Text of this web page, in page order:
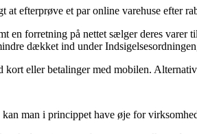
efterprøve et par online varehuse efter
en forretning på nettet sælger deres
dækket ind under
kort eller betalinger med mobilen.
man i princippet have øje for